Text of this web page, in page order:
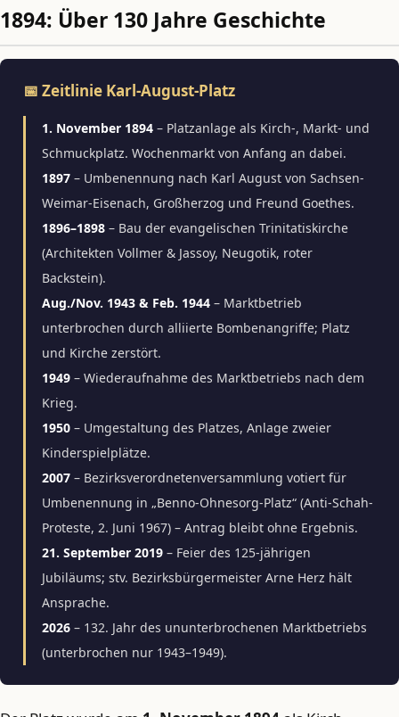
1894: Über 130 Jahre Geschichte
📅 Zeitlinie Karl-August-Platz
1. November 1894 – Platzanlage als Kirch-, Markt- und
Schmuckplatz. Wochenmarkt von Anfang an dabei.
1897 – Umbenennung nach Karl August von Sachsen-
Weimar-Eisenach, Großherzog und Freund Goethes.
1896–1898 – Bau der evangelischen Trinitatiskirche
(Architekten Vollmer & Jassoy, Neugotik, roter
Backstein).
Aug./Nov. 1943 & Feb. 1944 – Marktbetrieb
unterbrochen durch alliierte Bombenangriffe; Platz
und Kirche zerstört.
1949 – Wiederaufnahme des Marktbetriebs nach dem
Krieg.
1950 – Umgestaltung des Platzes, Anlage zweier
Kinderspielplätze.
2007 – Bezirksverordnetenversammlung votiert für
Umbenennung in „Benno-Ohnesorg-Platz“ (Anti-Schah-
Proteste, 2. Juni 1967) – Antrag bleibt ohne Ergebnis.
21. September 2019 – Feier des 125-jährigen
Jubiläums; stv. Bezirksbürgermeister Arne Herz hält
Ansprache.
2026 – 132. Jahr des ununterbrochenen Marktbetriebs
(unterbrochen nur 1943–1949).